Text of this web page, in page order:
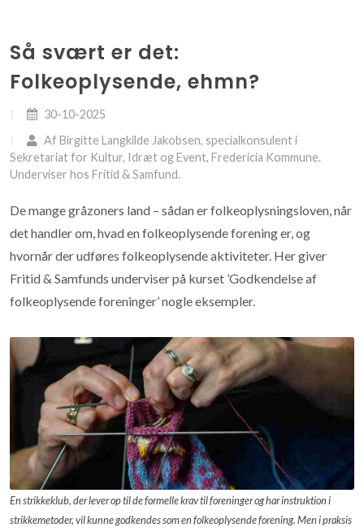
Så svært er det:
Folkeoplysende, ehmn?
30-10-2025
Af Birgitte Langkilde Jakobsen, specialkonsulent i
Sekretariat for Kultur, Idræt og Event, Fredericia Kommune.
Underviser hos Fritid & Samfund.
De mange gråzoners land – sådan er folkeoplysningsloven, når
det handler om, hvad en folkeoplysende forening er, og
hvornår der udføres folkeoplysende aktiviteter. Her giver
Fritid & Samfunds underviser på kurset ’Godkendelse af
folkeoplysende foreninger’ nogle eksempler.
En strikkeklub, der lever op til de formelle krav til foreninger og har instruktion i
strikkemetoder, vil kunne godkendes som en folkeoplysende forening. Men i praksis